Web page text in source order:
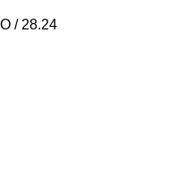
/ 28.24